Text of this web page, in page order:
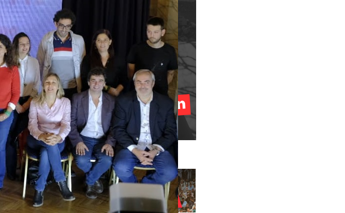
Ediciones anteriores